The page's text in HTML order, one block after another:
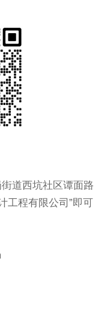
道西坑社区谭面路
工程有限公司”即可